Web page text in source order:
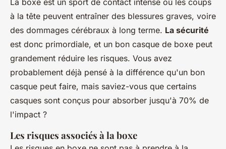
La boxe est un sport de contact intense où les coups
à la tête peuvent entraîner des blessures graves, voire
des dommages cérébraux à long terme. La sécurité
est donc primordiale, et un bon casque de boxe peut
grandement réduire les risques. Vous avez
probablement déjà pensé à la différence qu'un bon
casque peut faire, mais saviez-vous que certains
casques sont conçus pour absorber jusqu'à 70% de
l'impact ?
Les risques associés à la boxe